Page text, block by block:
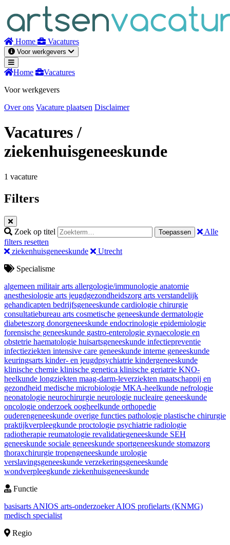
inhoud
Home Vacatures
Voor werkgevers
Home
Vacatures
Voor werkgevers
Over ons Vacature plaatsen Disclaimer
Vacatures/
ziekenhuisgeneeskunde
1 vacature
Filters
Zoek op titel Toepassen
Alle
filters resetten
ziekenhuisgeneeskunde
Utrecht
Specialisme
algemeen militair arts allergologie/immunologie anatomie
anesthesiologie arts jeugdgezondheidszorg arts verstandelijk
gehandicapten bedrijfsgeneeskunde cardiologie chirurgie
consultatiebureau arts cosmetische geneeskunde dermatologie
diabeteszorg donorgeneeskunde endocrinologie epidemiologie
forensische geneeskunde gastro-enterologie gynaecologie en
obstetrie haematologie huisartsgeneeskunde infectiepreventie
infectieziekten intensive care geneeskunde interne geneeskunde
keuringsarts kinder- en jeugdpsychiatrie kindergeneeskunde
klinische chemie klinische genetica klinische geriatrie KNO-
heelkunde longziekten maag-darm-leverziekten maatschappij en
gezondheid medische microbiologie MKA-heelkunde nefrologie
neonatologie neurochirurgie neurologie nucleaire geneeskunde
oncologie onderzoek oogheelkunde orthopedie
ouderengeneeskunde overige functies pathologie plastische chirurgie
praktijkverpleegkunde proctologie psychiatrie radiologie
radiotherapie reumatologie revalidatiegeneeskunde SEH
geneeskunde sociale geneeskunde sportgeneeskunde stomazorg
thoraxchirurgie tropengeneeskunde urologie
verslavingsgeneeskunde verzekeringsgeneeskunde
wondverpleegkunde ziekenhuisgeneeskunde
Functie
basisarts ANIOS arts-onderzoekerAIOS profielarts (KNMG)
medisch specialist
Regio